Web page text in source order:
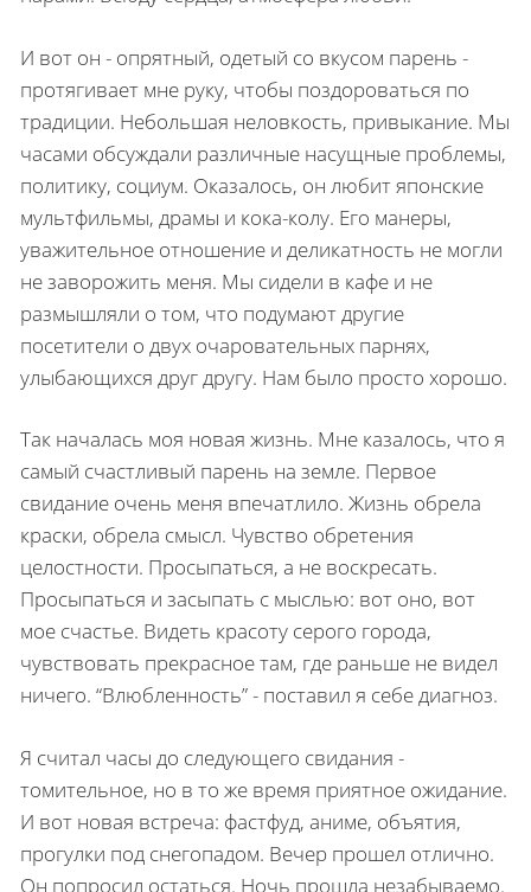
И вот он - опрятный, одетый со вкусом парень -
протягивает мне руку, чтобы поздороваться по
традиции. Небольшая неловкость, привыкание. Мы
часами обсуждали различные насущные проблемы,
политику, социум. Оказалось, он любит японские
мультфильмы, драмы и кока-колу. Его манеры,
уважительное отношение и деликатность не могли
не заворожить меня. Мы сидели в кафе и не
размышляли о том, что подумают другие
посетители о двух очаровательных парнях,
улыбающихся друг другу. Нам было просто хорошо.
Так началась моя новая жизнь. Мне казалось, что я
самый счастливый парень на земле. Первое
свидание очень меня впечатлило. Жизнь обрела
краски, обрела смысл. Чувство обретения
целостности. Просыпаться, а не воскресать.
Просыпаться и засыпать с мыслью: вот оно, вот
мое счастье. Видеть красоту серого города,
чувствовать прекрасное там, где раньше не видел
ничего. “Влюбленность” - поставил я себе диагноз.
Я считал часы до следующего свидания -
томительное, но в то же время приятное ожидание.
И вот новая встреча: фастфуд, аниме, объятия,
прогулки под снегопадом. Вечер прошел отлично.
Он попросил остаться. Ночь прошла незабываемо.